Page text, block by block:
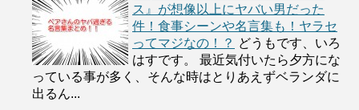
ス』が想像以上にヤバい男だった
件！食事シーンや名言集も！ヤラセ
ってマジなの！？ どうもです、いろ
はすです。 最近気付いたら夕方にな
っている事が多く、そんな時はとりあえずベランダに
出るん...